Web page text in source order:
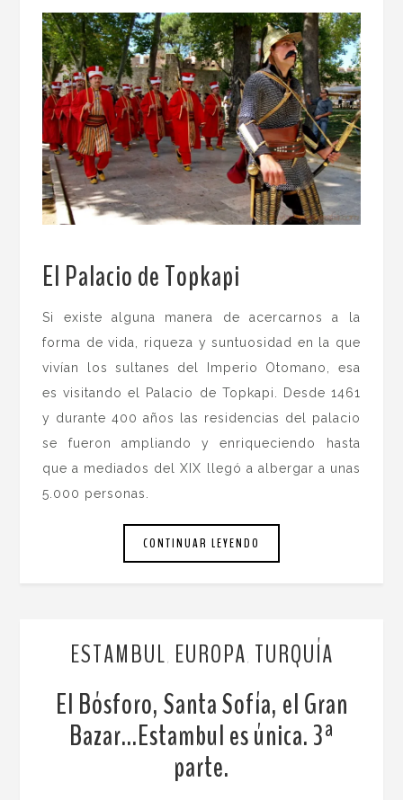
El Palacio de Topkapi
Si existe alguna manera de acercarnos a la
forma de vida, riqueza y suntuosidad en la que
vivían los sultanes del Imperio Otomano, esa
es visitando el Palacio de Topkapi. Desde 1461
y durante 400 años las residencias del palacio
se fueron ampliando y enriqueciendo hasta
que a mediados del XIX llegó a albergar a unas
5.000 personas.
CONTINUAR LEYENDO
ESTAMBUL EUROPA TURQUÍA
El Bósforo, Santa Sofía, el Gran
Bazar…Estambul es única. 3ª
parte.